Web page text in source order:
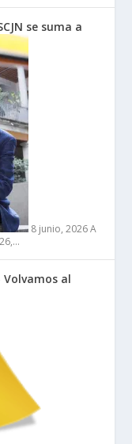
se suma a
8 junio, 2026 A
Volvamos al